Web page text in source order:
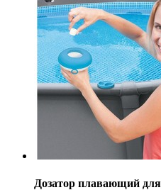
Дозатор плавающий для